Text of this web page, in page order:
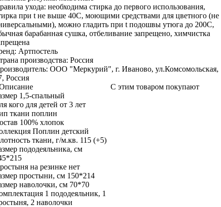
ухода: необходима стирка до первого использования,
при t не выше 40С, моющими средствами для цветного (не
можно гладить при t подошвы утюга до 200С,
барабанная сушка, отбеливание запрещено, химчистка
Артпостель
производства: Россия
ООО "Меркурий", г. Иваново, ул.Комсомольская,
Россия
1,5-спальный
кого для детей от 3 лет
ткани поплин
100% хлопок
Поплин детский
ткани, г/м.кв. 115 (+5)
пододеяльника, см
на резинке нет
простыни, см 150*214
наволочки, см 70*70
1 пододеяльник, 1
2 наволочки
С этим товаром покупают